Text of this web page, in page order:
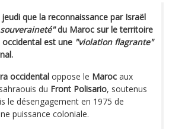
que la reconnaissance par Israël
du Maroc sur le territoire
est une "violation flagrante"
occidental oppose le Maroc aux
du Front Polisario, soutenus
le désengagement en 1975 de
puissance coloniale.